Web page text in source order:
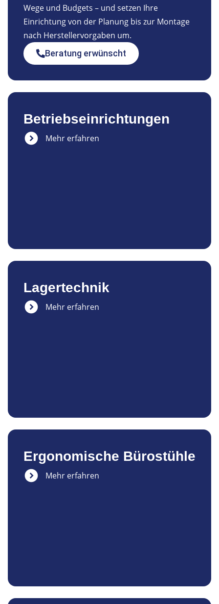
Wege und Budgets – und setzen Ihre
Einrichtung von der Planung bis zur Montage
nach Herstellervorgaben um.
Beratung erwünscht
Betriebseinrichtungen
Mehr erfahren
Lagertechnik
Mehr erfahren
Ergonomische Bürostühle
Mehr erfahren